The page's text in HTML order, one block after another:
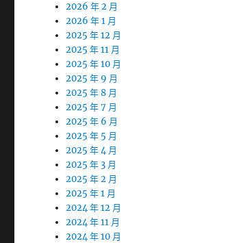
2026 年 2 月
2026 年 1 月
2025 年 12 月
2025 年 11 月
2025 年 10 月
2025 年 9 月
2025 年 8 月
2025 年 7 月
2025 年 6 月
2025 年 5 月
2025 年 4 月
2025 年 3 月
2025 年 2 月
2025 年 1 月
2024 年 12 月
2024 年 11 月
2024 年 10 月